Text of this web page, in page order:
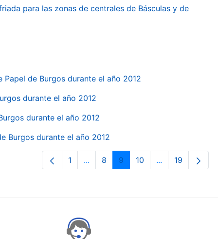
para las zonas de centrales de Básculas y de
de Burgos durante el año 2012
durante el año 2012
durante el año 2012
Burgos durante el año 2012
Páxina
1 ...Páxinas intermedias Use pestaña
Páxina
8 Páxina
9 Páxina
10 ...PáxinasPáxina
19